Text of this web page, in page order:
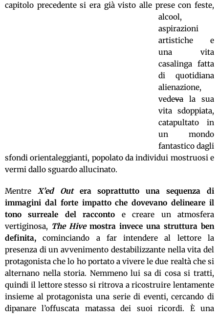
capitolo precedente si era già visto alle prese con feste,
alcool,
aspirazioni
artistiche e
una vita
casalinga fatta
di quotidiana
alienazione,
vedevala sua
vita sdoppiata,
catapultato in
un mondo
fantastico dagli
sfondi orientaleggianti, popolato da individui mostruosi e
vermi dallo sguardo allucinato.
Mentre X’ed Outera soprattutto una sequenza di
immagini dal forte impatto che dovevano delineare il
tono surreale del racconto e creare un atmosfera
vertiginosa, The Hivemostra invece una struttura ben
definita, cominciando a far intendere al lettore la
presenza di un avvenimento destabilizzante nella vita del
protagonista che lo ho portato a vivere le due realtà che si
alternano nella storia. Nemmeno lui sa di cosa si tratti,
quindi il lettore stesso si ritrova a ricostruire lentamente
insieme al protagonista una serie di eventi, cercando di
dipanare l’offuscata matassa dei suoi ricordi. È una